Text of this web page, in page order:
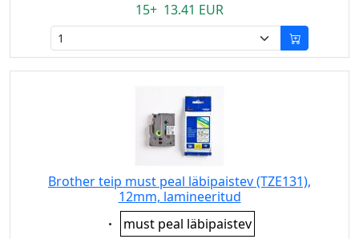
15+ 13.41 EUR
Brother teip must peal läbipaistev (TZE131),
12mm, lamineeritud
Eigenschaft:
must peal läbipaistev